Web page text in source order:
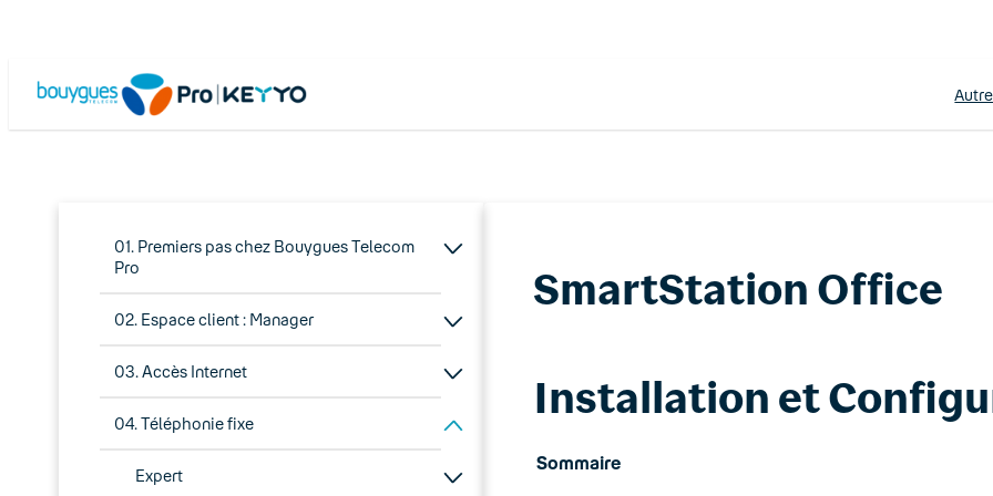
Autre
01. Premiers pas chez Bouygues Telecom
Pro
02. Espace client : Manager
03. Accès Internet
04. Téléphonie fixe
Expert
SmartStation Office
Installation et
Sommaire